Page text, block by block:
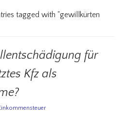
tagged with "gewillkürten
für
Kfz als